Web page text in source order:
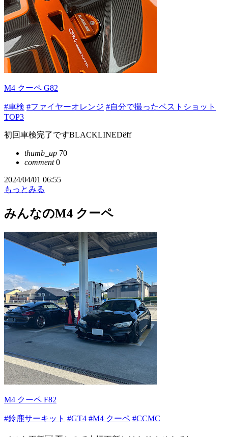
M4 クーペ G82
#車検 #ファイヤーオレンジ #自分で撮ったベストショット
TOP3
初回車検完了ですBLACKLINEDëff
thumb_up 70
comment0
2024/04/01 06:55
もっとみる
みんなのM4 クーペ
M4 クーペ F82
#鈴鹿サーキット #GT4 #M4 クーペ #CCMC